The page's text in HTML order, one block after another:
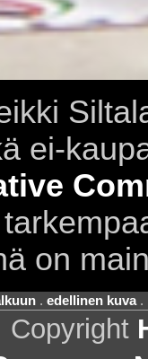
ei-
on
. edellinen kuva.
Copyright